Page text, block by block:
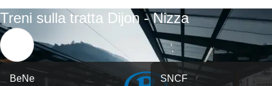
Treni sulla tratta Dijon - Nizza
BeNe SNCF